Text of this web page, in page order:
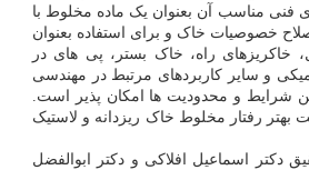
فنی مناسب آن بعنوان یک ماده مخلوط با
خصوصیات خاک و برای استفاده بعنوان
خاکریزهای راه، خاک بستر، پی های در
و سایر کاربردهای مرتبط در مهندسی
شرایط و محدودیت ها امکان پذیر است.
بهتر رفتار مخلوط خاک ریزدانه و لاستیک
دکتر اسماعیل افلاکی و دکتر ابوالفضل